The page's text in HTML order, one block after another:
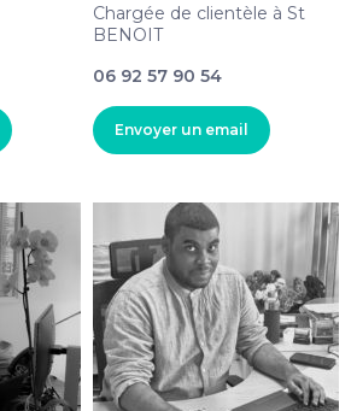
Chargée de clientèle à St
BENOIT
06 92 57 90 54
Envoyer un email